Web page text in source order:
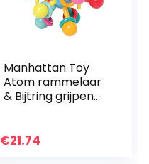
Manhattan Toy
Atom rammelaar
& Bijtring grijpen
veelkleurig, 1 Count
€21.74